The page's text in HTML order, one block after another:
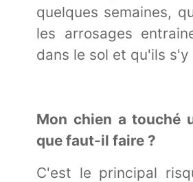
quelques semaines,
les arrosages
dans le sol et qu'ils
Mon chien a touché
que faut-il faire ?
C'est le principal